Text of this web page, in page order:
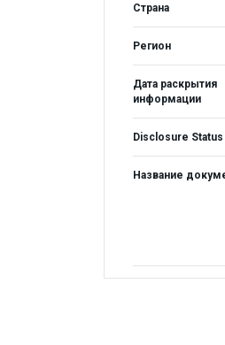
Страна
Регион
Дата раскрытия
информации
Disclosure Status
Название